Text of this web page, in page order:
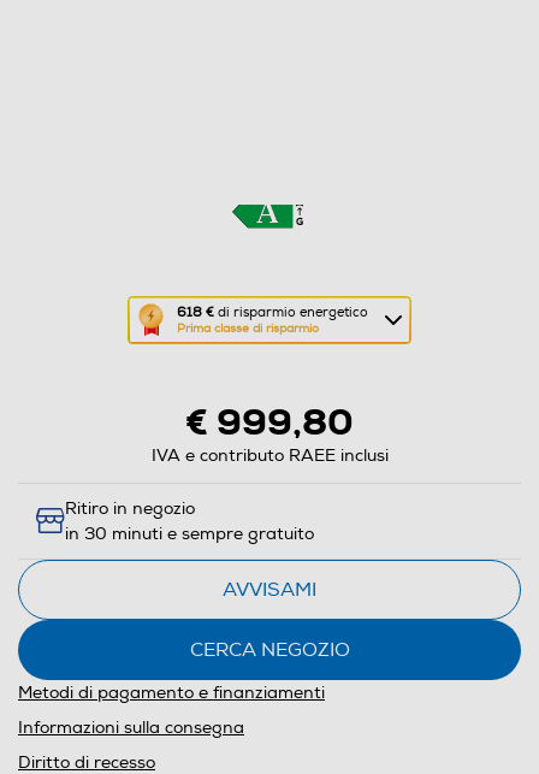
618 € di risparmio energetico
Prima classe di risparmio
Questa
azione
Calcolatore
energetico
di
€ 999,80
IVA e contributo RAEE inclusi
Ritiro in negozio
in 30 minuti e sempre gratuito
AVVISAMI
CERCA NEGOZIO
Metodi di pagamento e finanziamenti
Informazioni sulla consegna
Diritto di recesso